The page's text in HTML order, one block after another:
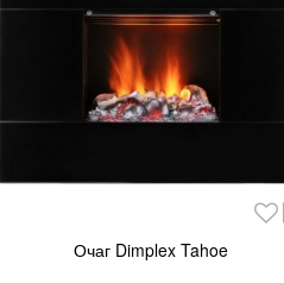
Очаг Dimplex Tahoe